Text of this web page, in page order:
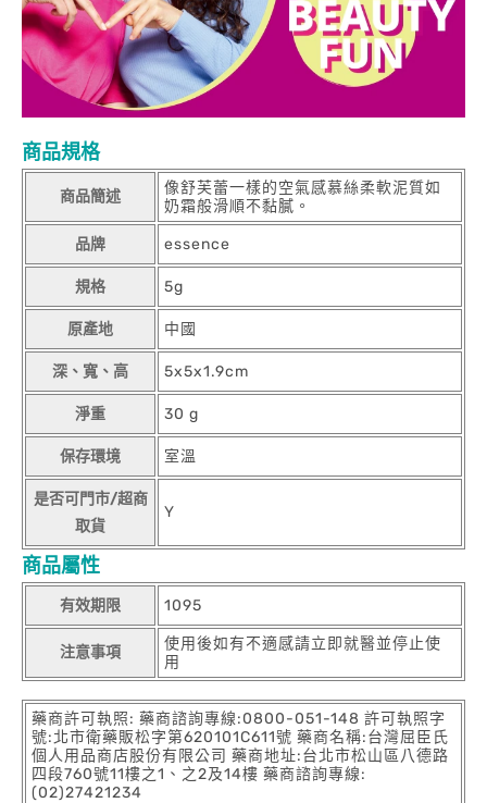
商品規格
商品簡述
像舒芙蕾一樣的空氣感慕絲柔軟泥質如
奶霜般滑順不黏膩。
品牌 essence
規格 5g
原產地 中國
深、寬、高 5x5x1.9cm
淨重 30 g
保存環境 室溫
是否可門市/超商
取貨
Y
商品屬性
有效期限 1095
注意事項
使用後如有不適感請立即就醫並停止使
用
藥商許可執照: 藥商諮詢專線:0800-051-148 許可執照字
號:北市衛藥販松字第620101C611號 藥商名稱:台灣屈臣氏
個人用品商店股份有限公司 藥商地址:台北市松山區八德路
四段760號11樓之1、之2及14樓 藥商諮詢專線:
(02)27421234